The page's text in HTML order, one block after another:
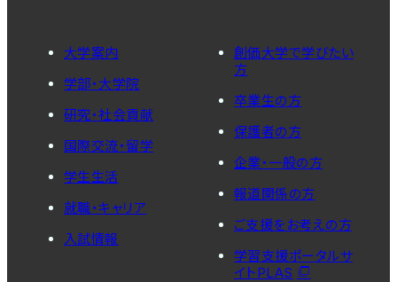
大学案内
学部・大学院
研究・社会貢献
国際交流・留学
学生生活
就職・キャリア
入試情報
創価大学で学びたい
方
卒業生の方
保護者の方
企業・一般の方
報道関係の方
ご支援をお考えの方
学習支援ポータルサ
イトPLAS